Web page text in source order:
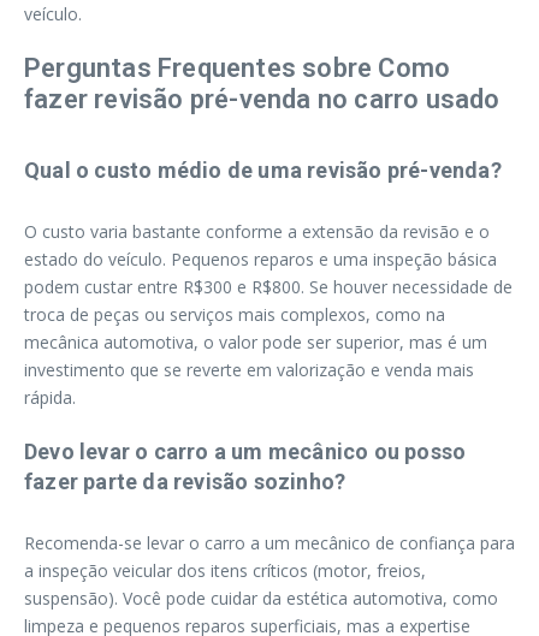
veículo.
Perguntas Frequentes sobre Como
fazer revisão pré-venda no carro usado
Qual o custo médio de uma revisão pré-venda?
O custo varia bastante conforme a extensão da revisão e o
estado do veículo. Pequenos reparos e uma inspeção básica
podem custar entre R$300 e R$800. Se houver necessidade de
troca de peças ou serviços mais complexos, como na
mecânica automotiva, o valor pode ser superior, mas é um
investimento que se reverte em valorização e venda mais
rápida.
Devo levar o carro a um mecânico ou posso
fazer parte da revisão sozinho?
Recomenda-se levar o carro a um mecânico de confiança para
a inspeção veicular dos itens críticos (motor, freios,
suspensão). Você pode cuidar da estética automotiva, como
limpeza e pequenos reparos superficiais, mas a expertise